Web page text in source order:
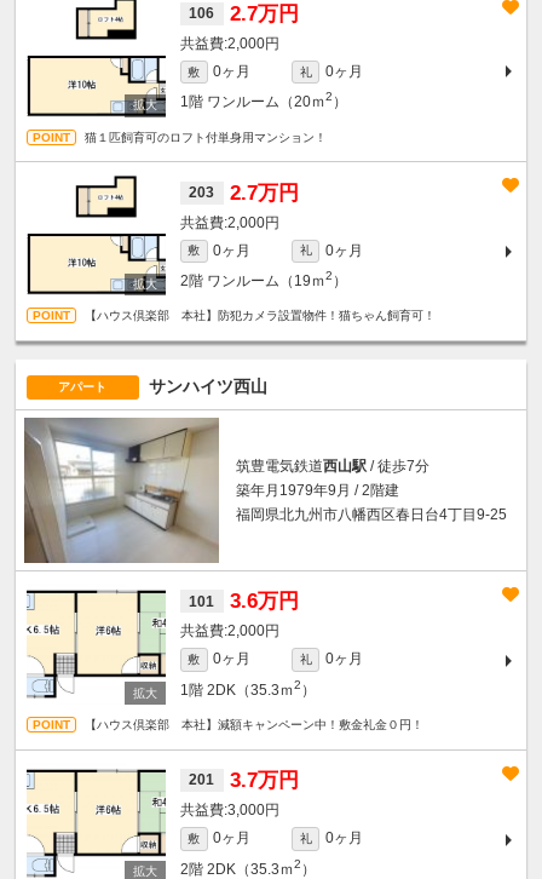
106 2.7万円
2,000円
敷 0ヶ月 礼
0ヶ月
1階 ワンルーム（20ｍ2 ）
猫１匹飼育可のロフト付単身用マンション！
203 2.7万円
2,000円
敷 0ヶ月 礼
0ヶ月
2階 ワンルーム（19ｍ2 ）
【ハウス倶楽部 本社】防犯カメラ設置物件！猫ちゃん飼育可！
アパート サンハイツ西山
筑豊電気鉄道西山駅 / 徒歩7分
築年月1979年9月 / 2階建
福岡県北九州市八幡西区春日台4丁目9-25
101 3.6万円
2,000円
敷 0ヶ月 礼
0ヶ月
1階 2DK（35.3ｍ2 ）
【ハウス倶楽部 本社】減額キャンペーン中！敷金礼金０円！
201 3.7万円
3,000円
敷 0ヶ月 礼
0ヶ月
2階 2DK（35.3ｍ2 ）